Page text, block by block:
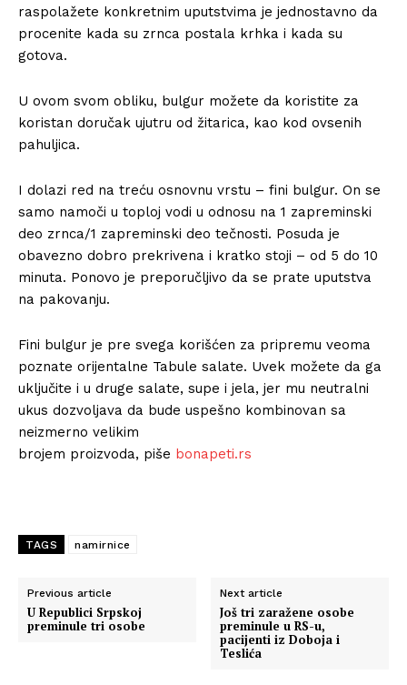
raspolažete konkretnim uputstvima je jednostavno da
procenite kada su zrnca postala krhka i kada su
gotova.
U ovom svom obliku, bulgur možete da koristite za
koristan doručak ujutru od žitarica, kao kod ovsenih
pahuljica.
I dolazi red na treću osnovnu vrstu – fini bulgur. On se
samo namoči u toploj vodi u odnosu na 1 zapreminski
deo zrnca/1 zapreminski deo tečnosti. Posuda je
obavezno dobro prekrivena i kratko stoji – od 5 do 10
minuta. Ponovo je preporučljivo da se prate uputstva
na pakovanju.
Fini bulgur je pre svega korišćen za pripremu veoma
poznate orijentalne Tabule salate. Uvek možete da ga
uključite i u druge salate, supe i jela, jer mu neutralni
ukus dozvoljava da bude uspešno kombinovan sa
neizmerno velikim
brojem proizvoda, piše bonapeti.rs
TAGS namirnice
Previous article
U Republici Srpskoj
preminule tri osobe
Next article
Još tri zaražene osobe
preminule u RS-u,
pacijenti iz Doboja i
Teslića